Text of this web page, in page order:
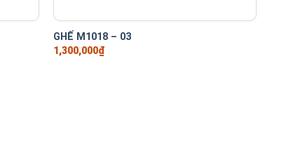
GHẾ M1018 – 03
1,300,000₫